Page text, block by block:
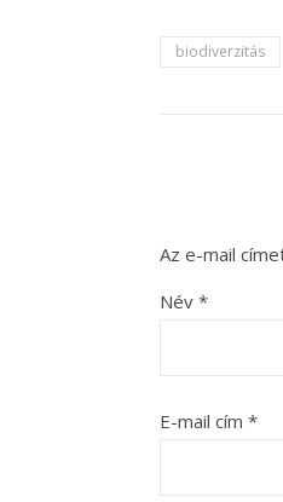
biodiverzitás
Az e-mail
Név *
E-mail cím *